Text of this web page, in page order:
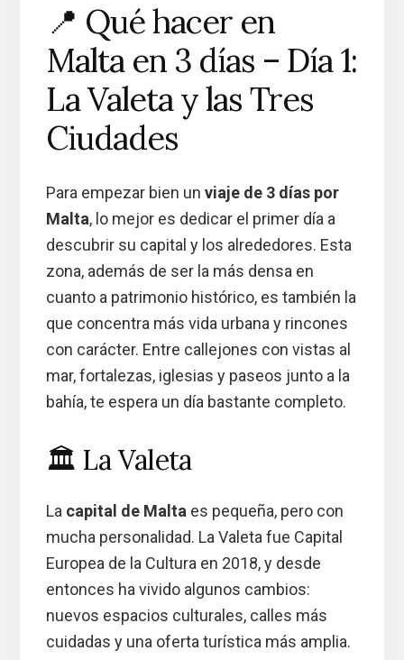
📍 Qué hacer en
Malta en 3 días – Día 1:
La Valeta y las Tres
Ciudades
Para empezar bien un viaje de 3 días por
Malta, lo mejor es dedicar el primer día a
descubrir su capital y los alrededores. Esta
zona, además de ser la más densa en
cuanto a patrimonio histórico, es también la
que concentra más vida urbana y rincones
con carácter. Entre callejones con vistas al
mar, fortalezas, iglesias y paseos junto a la
bahía, te espera un día bastante completo.
🏛️ La Valeta
La capital de Maltaes pequeña, pero con
mucha personalidad. La Valeta fue Capital
Europea de la Cultura en 2018, y desde
entonces ha vivido algunos cambios:
nuevos espacios culturales, calles más
cuidadas y una oferta turística más amplia.